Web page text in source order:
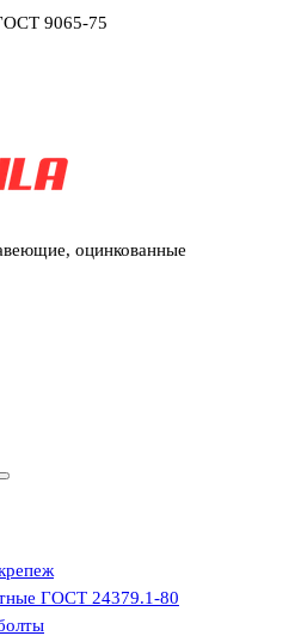
9065-75
оцинкованные
ГОСТ 24379.1-80